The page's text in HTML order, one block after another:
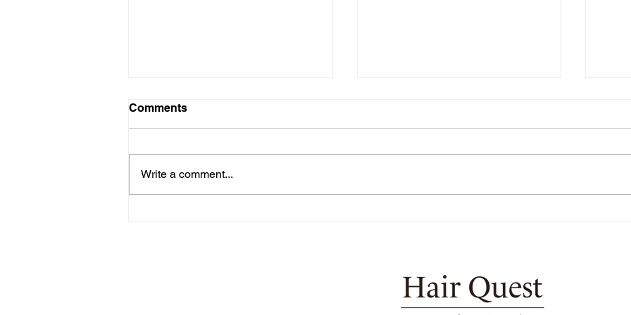
NATURAL COSMO
Comments
Write a comment...